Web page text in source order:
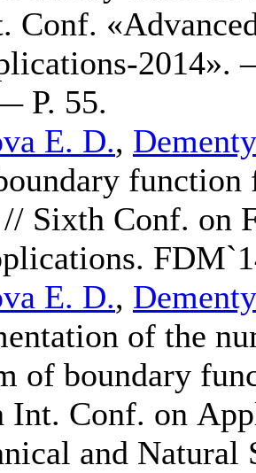
Сonf.
P. 55.
E. D.,
Sixth Conf. on
E. D.,
of the
of boundary
Int. Conf. on
and